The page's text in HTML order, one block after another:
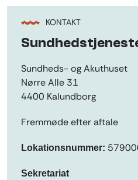
KONTAKT
Sundheds- og Akuthuset
Nørre Alle 31
4400 Kalundborg
Fremmøde efter aftale
Lokationsnummer:
Sekretariat